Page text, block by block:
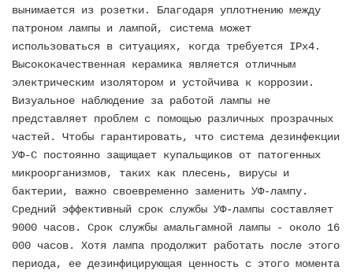
вынимается из розетки. Благодаря уплотнению между
патроном лампы и лампой, система может
использоваться в ситуациях, когда требуется IPx4.
Высококачественная керамика является отличным
электрическим изолятором и устойчива к коррозии.
Визуальное наблюдение за работой лампы не
представляет проблем с помощью различных прозрачных
частей. Чтобы гарантировать, что система дезинфекции
УФ-С постоянно защищает купальщиков от патогенных
микроорганизмов, таких как плесень, вирусы и
бактерии, важно своевременно заменить УФ-лампу.
Средний эффективный срок службы УФ-лампы составляет
9000 часов. Срок службы амальгамной лампы - около 16
000 часов. Хотя лампа продолжит работать после этого
периода, ее дезинфицирующая ценность с этого момента